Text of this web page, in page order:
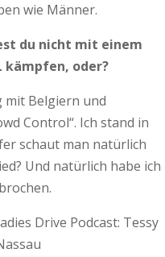
wie Männer.
du nicht mit einem
kämpfen, oder?
mit Belgiern und
Control“. Ich stand in
schaut man natürlich
Und natürlich habe ich